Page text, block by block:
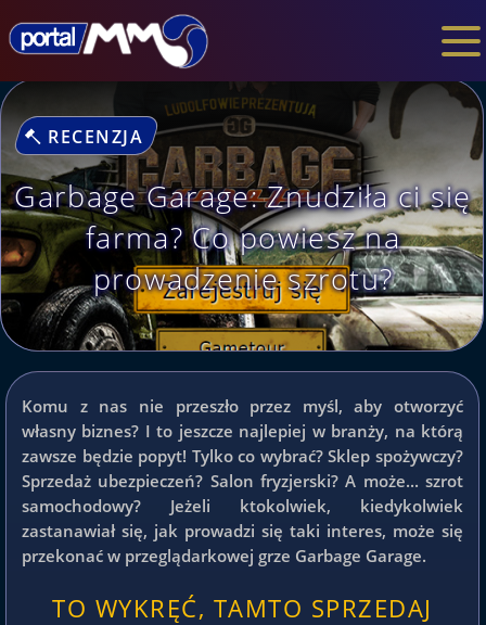
RECENZJA
Garbage Garage: Znudziła ci się
farma? Co powiesz na
prowadzenie szrotu?
Komu z nas nie przeszło przez myśl, aby otworzyć
własny biznes? I to jeszcze najlepiej w branży, na którą
zawsze będzie popyt! Tylko co wybrać? Sklep spożywczy?
Sprzedaż ubezpieczeń? Salon fryzjerski? A może... szrot
samochodowy? Jeżeli ktokolwiek, kiedykolwiek
zastanawiał się, jak prowadzi się taki interes, może się
przekonać w przeglądarkowej grze Garbage Garage.
TO WYKRĘĆ, TAMTO SPRZEDAJ